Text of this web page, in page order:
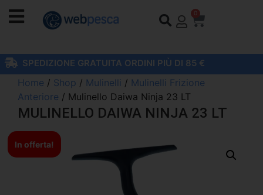
0
SPEDIZIONE GRATUITA ORDINI PIÙ DI 85 €
Home / Shop / Mulinelli / Mulinelli Frizione
Anteriore / Mulinello Daiwa Ninja 23 LT
MULINELLO DAIWA NINJA 23 LT
In offerta!